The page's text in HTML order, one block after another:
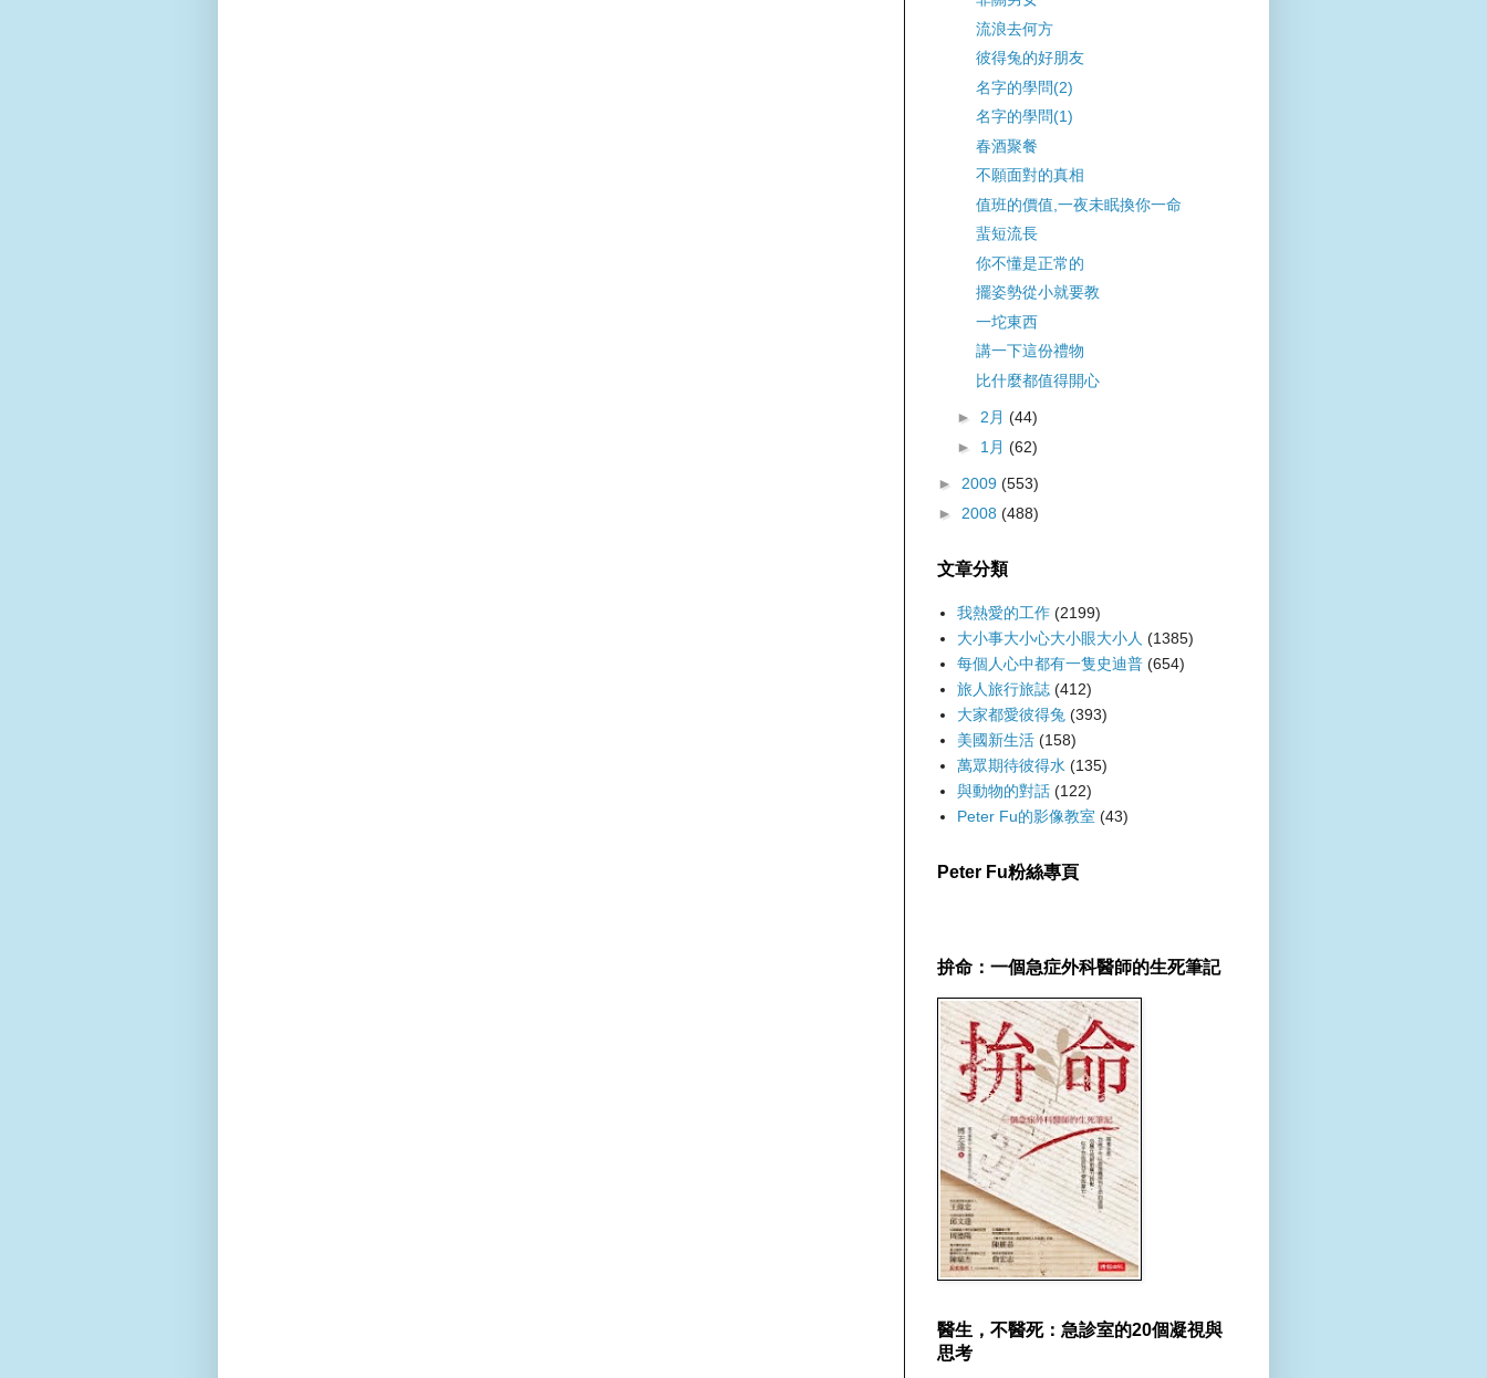
流浪去何方
彼得兔的好朋友
名字的學問(2)
名字的學問(1)
春酒聚餐
不願面對的真相
值班的價值,一夜未眠換你一命
蜚短流長
你不懂是正常的
擺姿勢從小就要教
一坨東西
講一下這份禮物
比什麼都值得開心
► 2月 (44)
► 1月 (62)
► 2009 (553)
► 2008 (488)
文章分類
我熱愛的工作 (2199)
大小事大小心大小眼大小人 (1385)
每個人心中都有一隻史迪普 (654)
旅人旅行旅誌 (412)
大家都愛彼得兔 (393)
美國新生活 (158)
萬眾期待彼得水 (135)
與動物的對話 (122)
Peter Fu的影像教室 (43)
Peter Fu粉絲專頁
拚命：一個急症外科醫師的生死筆記
醫生，不醫死：急診室的20個凝視與
思考